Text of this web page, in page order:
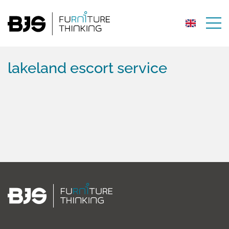
lakeland escort service